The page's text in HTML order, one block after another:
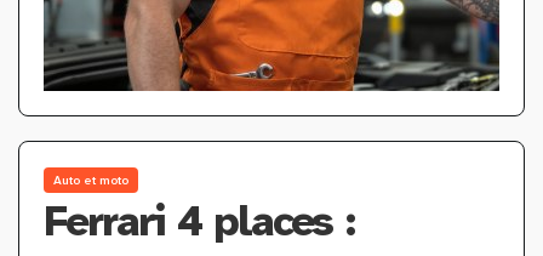
Auto et moto
Ferrari 4 places :